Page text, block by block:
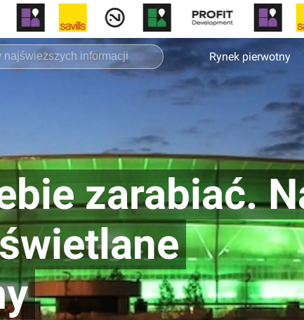
Rynek pierwotny
zarabiać.